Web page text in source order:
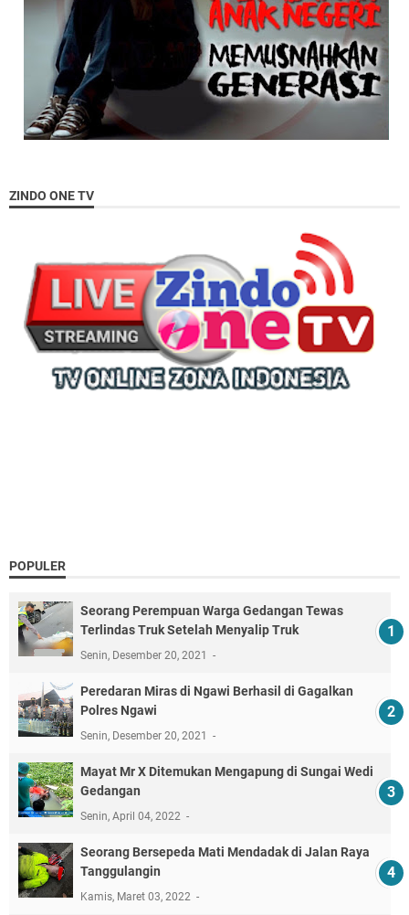
ZINDO ONE TV
POPULER
Seorang Perempuan Warga Gedangan Tewas
Terlindas Truk Setelah Menyalip Truk
Senin, Desember 20, 2021
Peredaran Miras di Ngawi Berhasil di Gagalkan
Polres Ngawi
Senin, Desember 20, 2021
Mayat Mr X Ditemukan Mengapung di Sungai Wedi
Gedangan
Senin, April 04, 2022
Seorang Bersepeda Mati Mendadak di Jalan Raya
Tanggulangin
Kamis, Maret 03, 2022